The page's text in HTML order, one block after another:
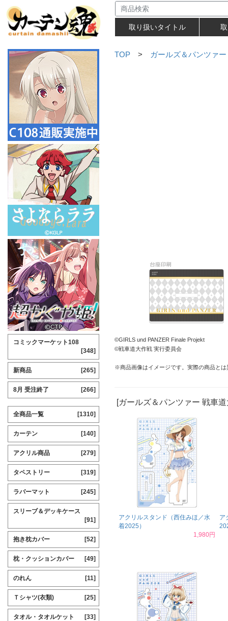
取り扱いタイトル
TOP > ガールズ＆パンツァ
©GIRLS und PANZER Finale Projekt
©戦車道大作戦 実行委員会
※商品画像はイメージです。実際の商品と
[ガールズ＆パンツァー 戦車
アクリルスタンド（西住みほ／水
着2025）
1,980円
ア
コミックマーケット108
[348]
新商品 [265]
8月 受注終了 [266]
全商品一覧 [1310]
カーテン [140]
アクリル商品 [279]
タペストリー [319]
ラバーマット [245]
スリーブ＆デッキケース
[91]
抱き枕カバー [52]
枕・クッションカバー [49]
のれん [11]
Ｔシャツ(衣類) [25]
タオル・タオルケット [33]